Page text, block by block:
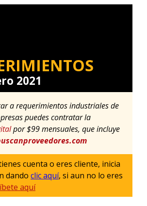
2021
a requerimientos industriales de
puedes contratar la
por $99 mensuales, que incluye
cuenta o eres cliente, inicia
dando clic aquí, si aun no lo eres
aquí